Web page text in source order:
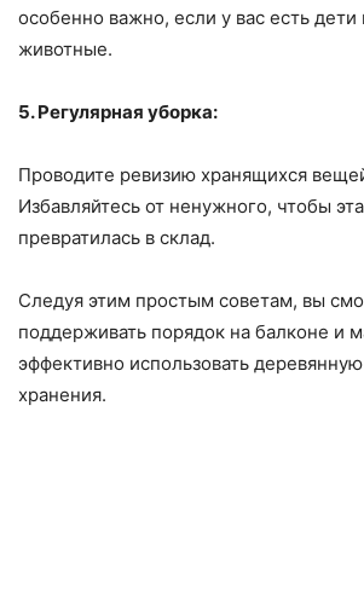
особенно важно, если у вас есть
животные.
5. Регулярная уборка:
Проводите ревизию хранящихся
Избавляйтесь от ненужного, чтобы
превратилась в склад.
Следуя этим простым советам, вы
поддерживать порядок на балконе и
эффективно использовать
хранения.